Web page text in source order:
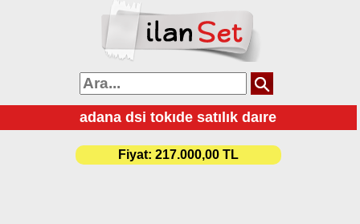
adana dsi tokıde satılık daıre
Fiyat: 217.000,00 TL